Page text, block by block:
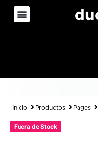
Inicio Productos Pages
Fuera de Stock